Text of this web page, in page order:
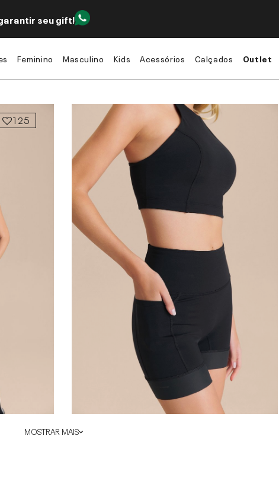
seu gift!
Feminino Masculino Kids Acessórios Calçados Outlet
125
MOSTRAR MAIS